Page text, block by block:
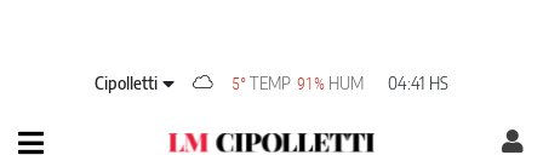
Cipolletti 5° TEMP 91% HUM 04:41 HS